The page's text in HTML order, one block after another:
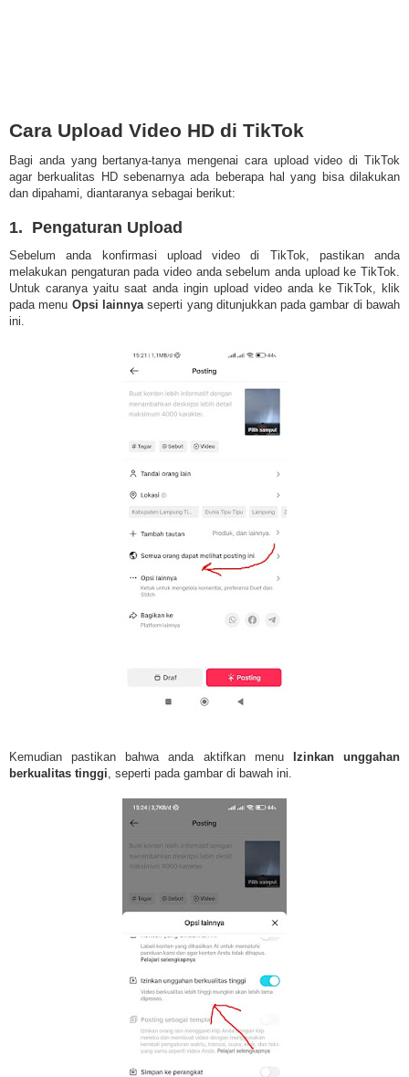
Cara Upload Video HD di TikTok
Bagi anda yang bertanya-tanya mengenai cara upload video di TikTok
agar berkualitas HD sebenarnya ada beberapa hal yang bisa dilakukan
dan dipahami, diantaranya sebagai berikut:
1. Pengaturan Upload
Sebelum anda konfirmasi upload video di TikTok, pastikan anda
melakukan pengaturan pada video anda sebelum anda upload ke TikTok.
Untuk caranya yaitu saat anda ingin upload video anda ke TikTok, klik
pada menu Opsi lainnyaseperti yang ditunjukkan pada gambar di bawah
ini.
Kemudian pastikan bahwa anda aktifkan menu
Izinkan unggahan
berkualitas tinggi, seperti pada gambar di bawah ini.